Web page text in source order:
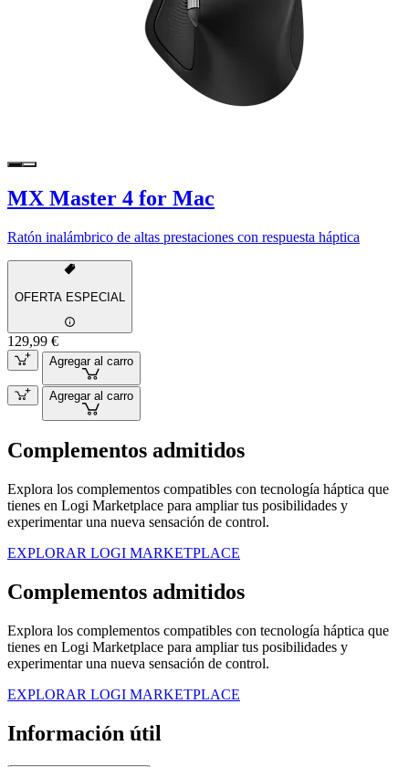
MX Master 4 for Mac
Ratón inalámbrico de altas prestaciones con respuesta háptica
OFERTA ESPECIAL
129,99 €
Agregar al carro
Agregar al carro
Complementos admitidos
Explora los complementos compatibles con tecnología háptica que
tienes en Logi Marketplace para ampliar tus posibilidades y
experimentar una nueva sensación de control.
EXPLORAR LOGI MARKETPLACE
Complementos admitidos
Explora los complementos compatibles con tecnología háptica que
tienes en Logi Marketplace para ampliar tus posibilidades y
experimentar una nueva sensación de control.
EXPLORAR LOGI MARKETPLACE
Información útil